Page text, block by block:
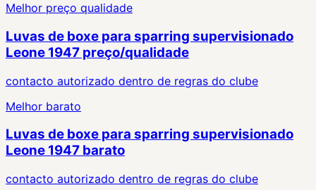
Melhor preço qualidade
Luvas de boxe para sparring supervisionado
Leone 1947 preço/qualidade
contacto autorizado dentro de regras do clube
Melhor barato
Luvas de boxe para sparring supervisionado
Leone 1947 barato
contacto autorizado dentro de regras do clube